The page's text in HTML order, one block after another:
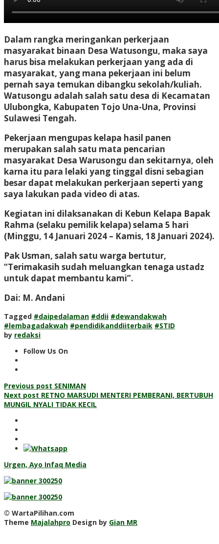
Dalam rangka meringankan perkerjaan
masyarakat binaan Desa Watusongu, maka saya
harus bisa melakukan perkerjaan yang ada di
masyarakat, yang mana pekerjaan ini belum
pernah saya temukan dibangku sekolah/kuliah.
Watusongu adalah salah satu desa di Kecamatan
Ulubongka, Kabupaten Tojo Una-Una, Provinsi
Sulawesi Tengah.
Pekerjaan mengupas kelapa hasil panen
merupakan salah satu mata pencarian
masyarakat Desa Warusongu dan sekitarnya, oleh
karna itu para lelaki yang tinggal disni sebagian
besar dapat melakukan perkerjaan seperti yang
saya lakukan pada video di atas.
Kegiatan ini dilaksanakan di Kebun Kelapa Bapak
Rahma (selaku pemilik kelapa) selama 5 hari
(Minggu, 14 Januari 2024 – Kamis, 18 Januari 2024).
Pak Usman, salah satu warga bertutur,
“Terimakasih sudah meluangkan tenaga ustadz
untuk dapat membantu kami”.
Dai: M. Andani
Tagged #daipedalaman #ddii #dewandakwah
#lembagadakwah #pendidikanddiiterbaik #STID
by redaksi
Follow Us On
Post
navigation
Previous post SENIMAN
Next post RETNO MARSUDI MENTERI PEMBERANI, BERTUBUH
MUNGIL NYALI TIDAK KECIL
Urgen, Ayo Infaq Media
© WartaPilihan.com
Theme Majalahpro Design by Gian MR